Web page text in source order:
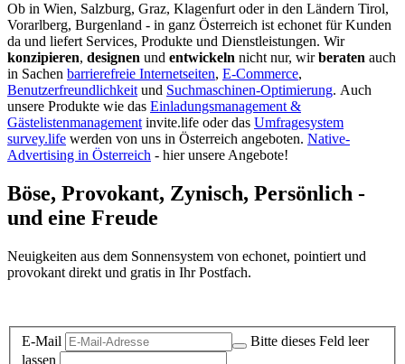
Ob in Wien, Salzburg, Graz, Klagenfurt oder in den Ländern Tirol,
Vorarlberg, Burgenland - in ganz Österreich ist echonet für Kunden
da und liefert Services, Produkte und Dienstleistungen. Wir
konzipieren, designen und entwickeln nicht nur, wirberaten auch
in Sachen barrierefreie Internetseiten, E-Commerce,
Benutzerfreundlichkeit und Suchmaschinen-Optimierung. Auch
unsere Produkte wie das Einladungsmanagement &
Gästelistenmanagement invite.life oder das Umfragesystem
survey.life werden von uns in Österreich angeboten. Native-
Advertising in Österreich - hier unsere Angebote!
Böse, Provokant, Zynisch, Persönlich -
und eine Freude
Neuigkeiten aus dem Sonnensystem von echonet, pointiert und
provokant direkt und gratis in Ihr Postfach.
E-Mail
Bitte dieses Feld leer
lassen